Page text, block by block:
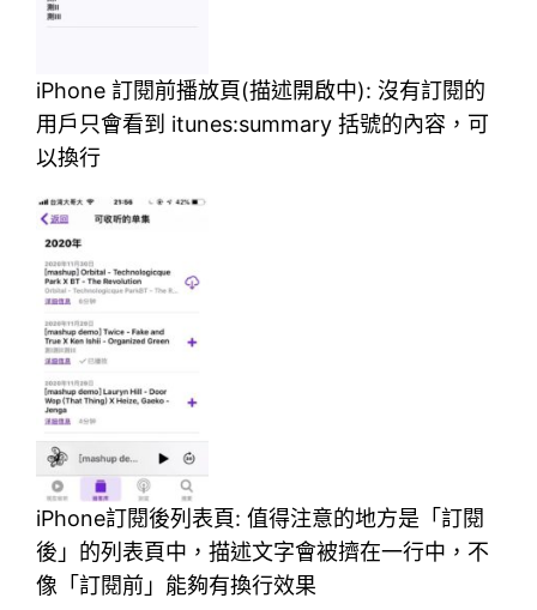
iPhone 訂閱前播放頁(描述開啟中): 沒有訂閱的
用戶只會看到 itunes:summary 括號的內容，可
以換行
iPhone訂閱後列表頁: 值得注意的地方是「訂閱
後」的列表頁中，描述文字會被擠在一行中，不
像「訂閱前」能夠有換行效果